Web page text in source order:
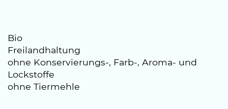
Bio
Freilandhaltung
ohne Konservierungs-, Farb-, Aroma- und
Lockstoffe
ohne Tiermehle